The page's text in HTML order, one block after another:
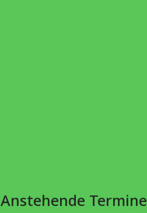
Anstehende Termine